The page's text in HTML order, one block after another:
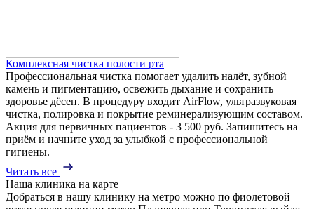
Комплексная чистка полости рта
Профессиональная чистка помогает удалить налёт, зубной
камень и пигментацию, освежить дыхание и сохранить
здоровье дёсен. В процедуру входит AirFlow, ультразвуковая
чистка, полировка и покрытие реминерализующим составом.
Акция для первичных пациентов - 3 500 руб. Запишитесь на
приём и начните уход за улыбкой с профессиональной
гигиены.
Читать все
Наша клиника на карте
Добраться в нашу клинику на метро можно по фиолетовой